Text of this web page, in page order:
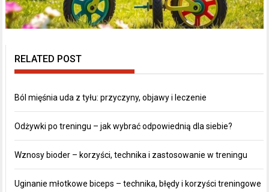
RELATED POST
Ból mięśnia uda z tyłu: przyczyny, objawy i leczenie
Odżywki po treningu – jak wybrać odpowiednią dla siebie?
Wznosy bioder – korzyści, technika i zastosowanie w treningu
Uginanie młotkowe biceps – technika, błędy i korzyści treningowe